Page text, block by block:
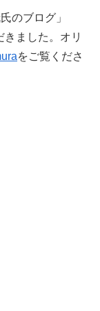
のブログ」
ました。オリ
をご覧くださ